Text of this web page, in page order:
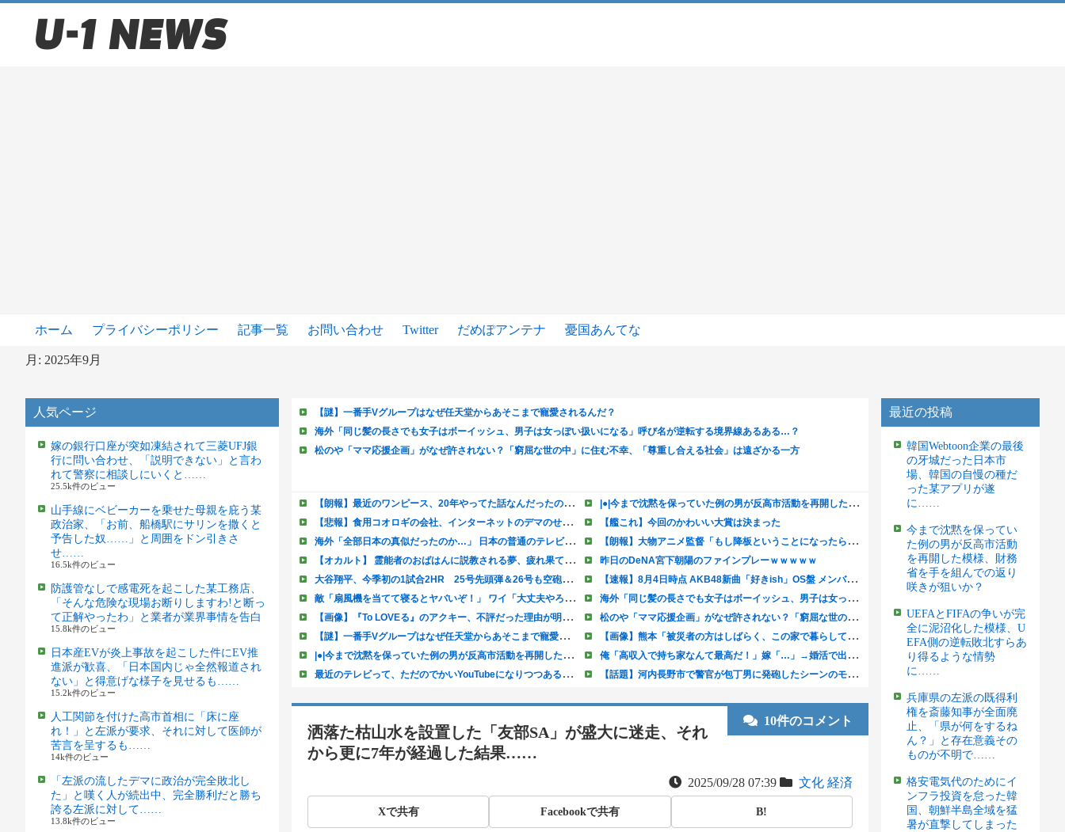
ホーム プライバシーポリシー 記事一覧 お問い合わせ Twitter だめぽアンテナ 憂国あんてな
月: 2025年9月
人気ページ
嫁の銀行口座が突如凍結されて三菱UFJ銀
行に問い合わせ、「説明できない」と言わ
れて警察に相談しにいくと……
25.5k件のビュー
山手線にベビーカーを乗せた母親を庇う某
政治家、「お前、船橋駅にサリンを撒くと
予告した奴……」と周囲をドン引きさ
せ……
16.5k件のビュー
防護管なしで感電死を起こした某工務店、
「そんな危険な現場お断りしますわ!と断っ
て正解やったわ」と業者が業界事情を告白
15.8k件のビュー
日本産EVが炎上事故を起こした件にEV推
進派が歓喜、「日本国内じゃ全然報道され
ない」と得意げな様子を見せるも……
15.2k件のビュー
人工関節を付けた高市首相に「床に座
れ！」と左派が要求、それに対して医師が
苦言を呈するも……
14k件のビュー
「左派の流したデマに政治が完全敗北し
た」と嘆く人が続出中、完全勝利だと勝ち
誇る左派に対して……
13.8k件のビュー
10件のコメント
洒落た枯山水を設置した「友部SA」が盛大に迷走、それ
から更に7年が経過した結果……
2025/09/28 07:39 文化 経済
Xで共有 Facebookで共有 B!
最近の投稿
韓国Webtoon企業の最後
の牙城だった日本市
場、韓国の自慢の種だ
った某アプリが遂
に……
今まで沈黙を保ってい
た例の男が反高市活動
を再開した模様、財務
省を手を組んでの返り
咲きが狙いか？
UEFAとFIFAの争いが完
全に泥沼化した模様、U
EFA側の逆転敗北すらあ
り得るような情勢
に……
兵庫県の左派の既得利
権を斎藤知事が全面廃
止、「県が何をするね
ん？」と存在意義その
ものが不明で……
格安電気代のためにイ
ンフラ投資を怠った韓
国、朝鮮半島全域を猛
暑が直撃してしまった